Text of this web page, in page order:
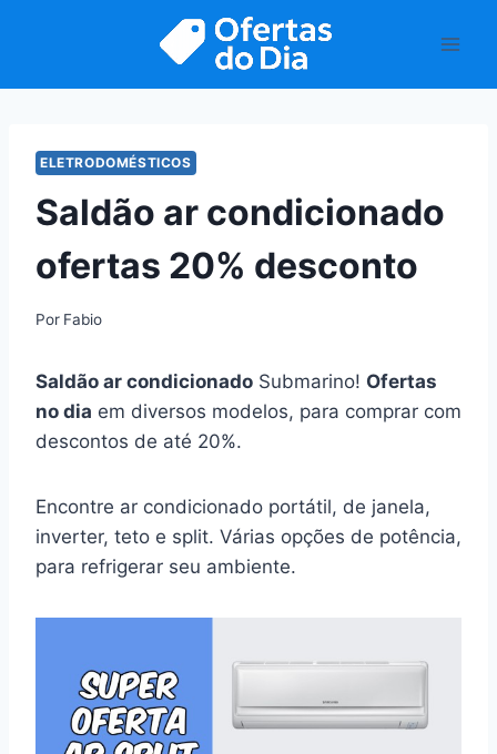
ELETRODOMÉSTICOS
Saldão ar condicionado
ofertas 20% desconto
Por Fabio
Saldão ar condicionado Submarino! Ofertas
no dia em diversos modelos, para comprar com
descontos de até 20%.
Encontre ar condicionado portátil, de janela,
inverter, teto e split. Várias opções de potência,
para refrigerar seu ambiente.